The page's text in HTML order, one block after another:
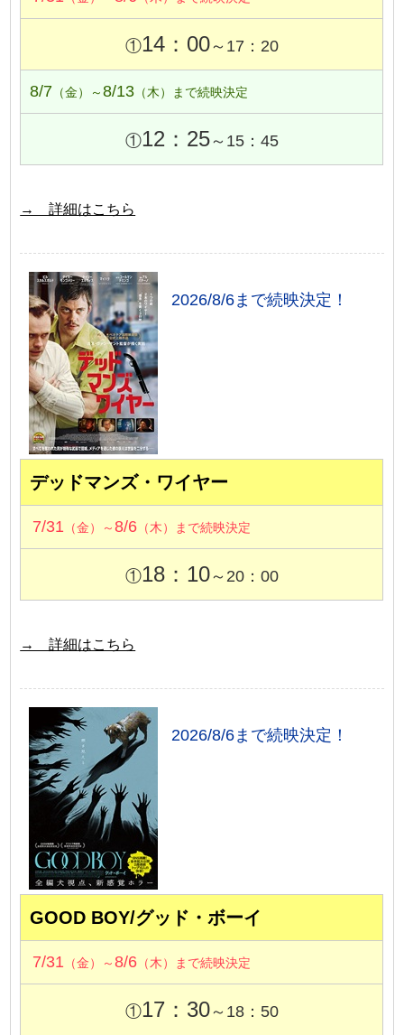
①14：00～17：20
8/7 （金）～8/13 （木）まで続映決定
①12：25～15：45
→ 詳細はこちら
2026/8/6まで続映決定！
デッドマンズ・ワイヤー
7/31 （金）～8/6 （木）まで続映決定
①18：10～20：00
→ 詳細はこちら
2026/8/6まで続映決定！
GOOD BOY/グッド・ボーイ
7/31 （金）～8/6 （木）まで続映決定
①17：30～18：50